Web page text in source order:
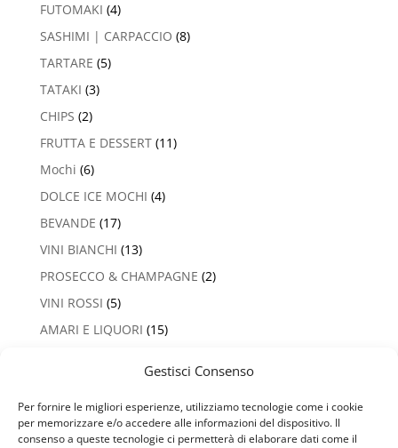
Gestisci Consenso
Per fornire le migliori esperienze, utilizziamo tecnologie come i cookie
per memorizzare e/o accedere alle informazioni del dispositivo. Il
consenso a queste tecnologie ci permetterà di elaborare dati come il
FUTOMAKI (4)
SASHIMI | CARPACCIO (8)
TARTARE (5)
TATAKI (3)
CHIPS (2)
FRUTTA E DESSERT (11)
Mochi (6)
DOLCE ICE MOCHI (4)
BEVANDE (17)
VINI BIANCHI (13)
PROSECCO & CHAMPAGNE (2)
VINI ROSSI (5)
AMARI E LIQUORI (15)
Privacy Policy
Termini e Condizioni
Cookie Policy (UE)